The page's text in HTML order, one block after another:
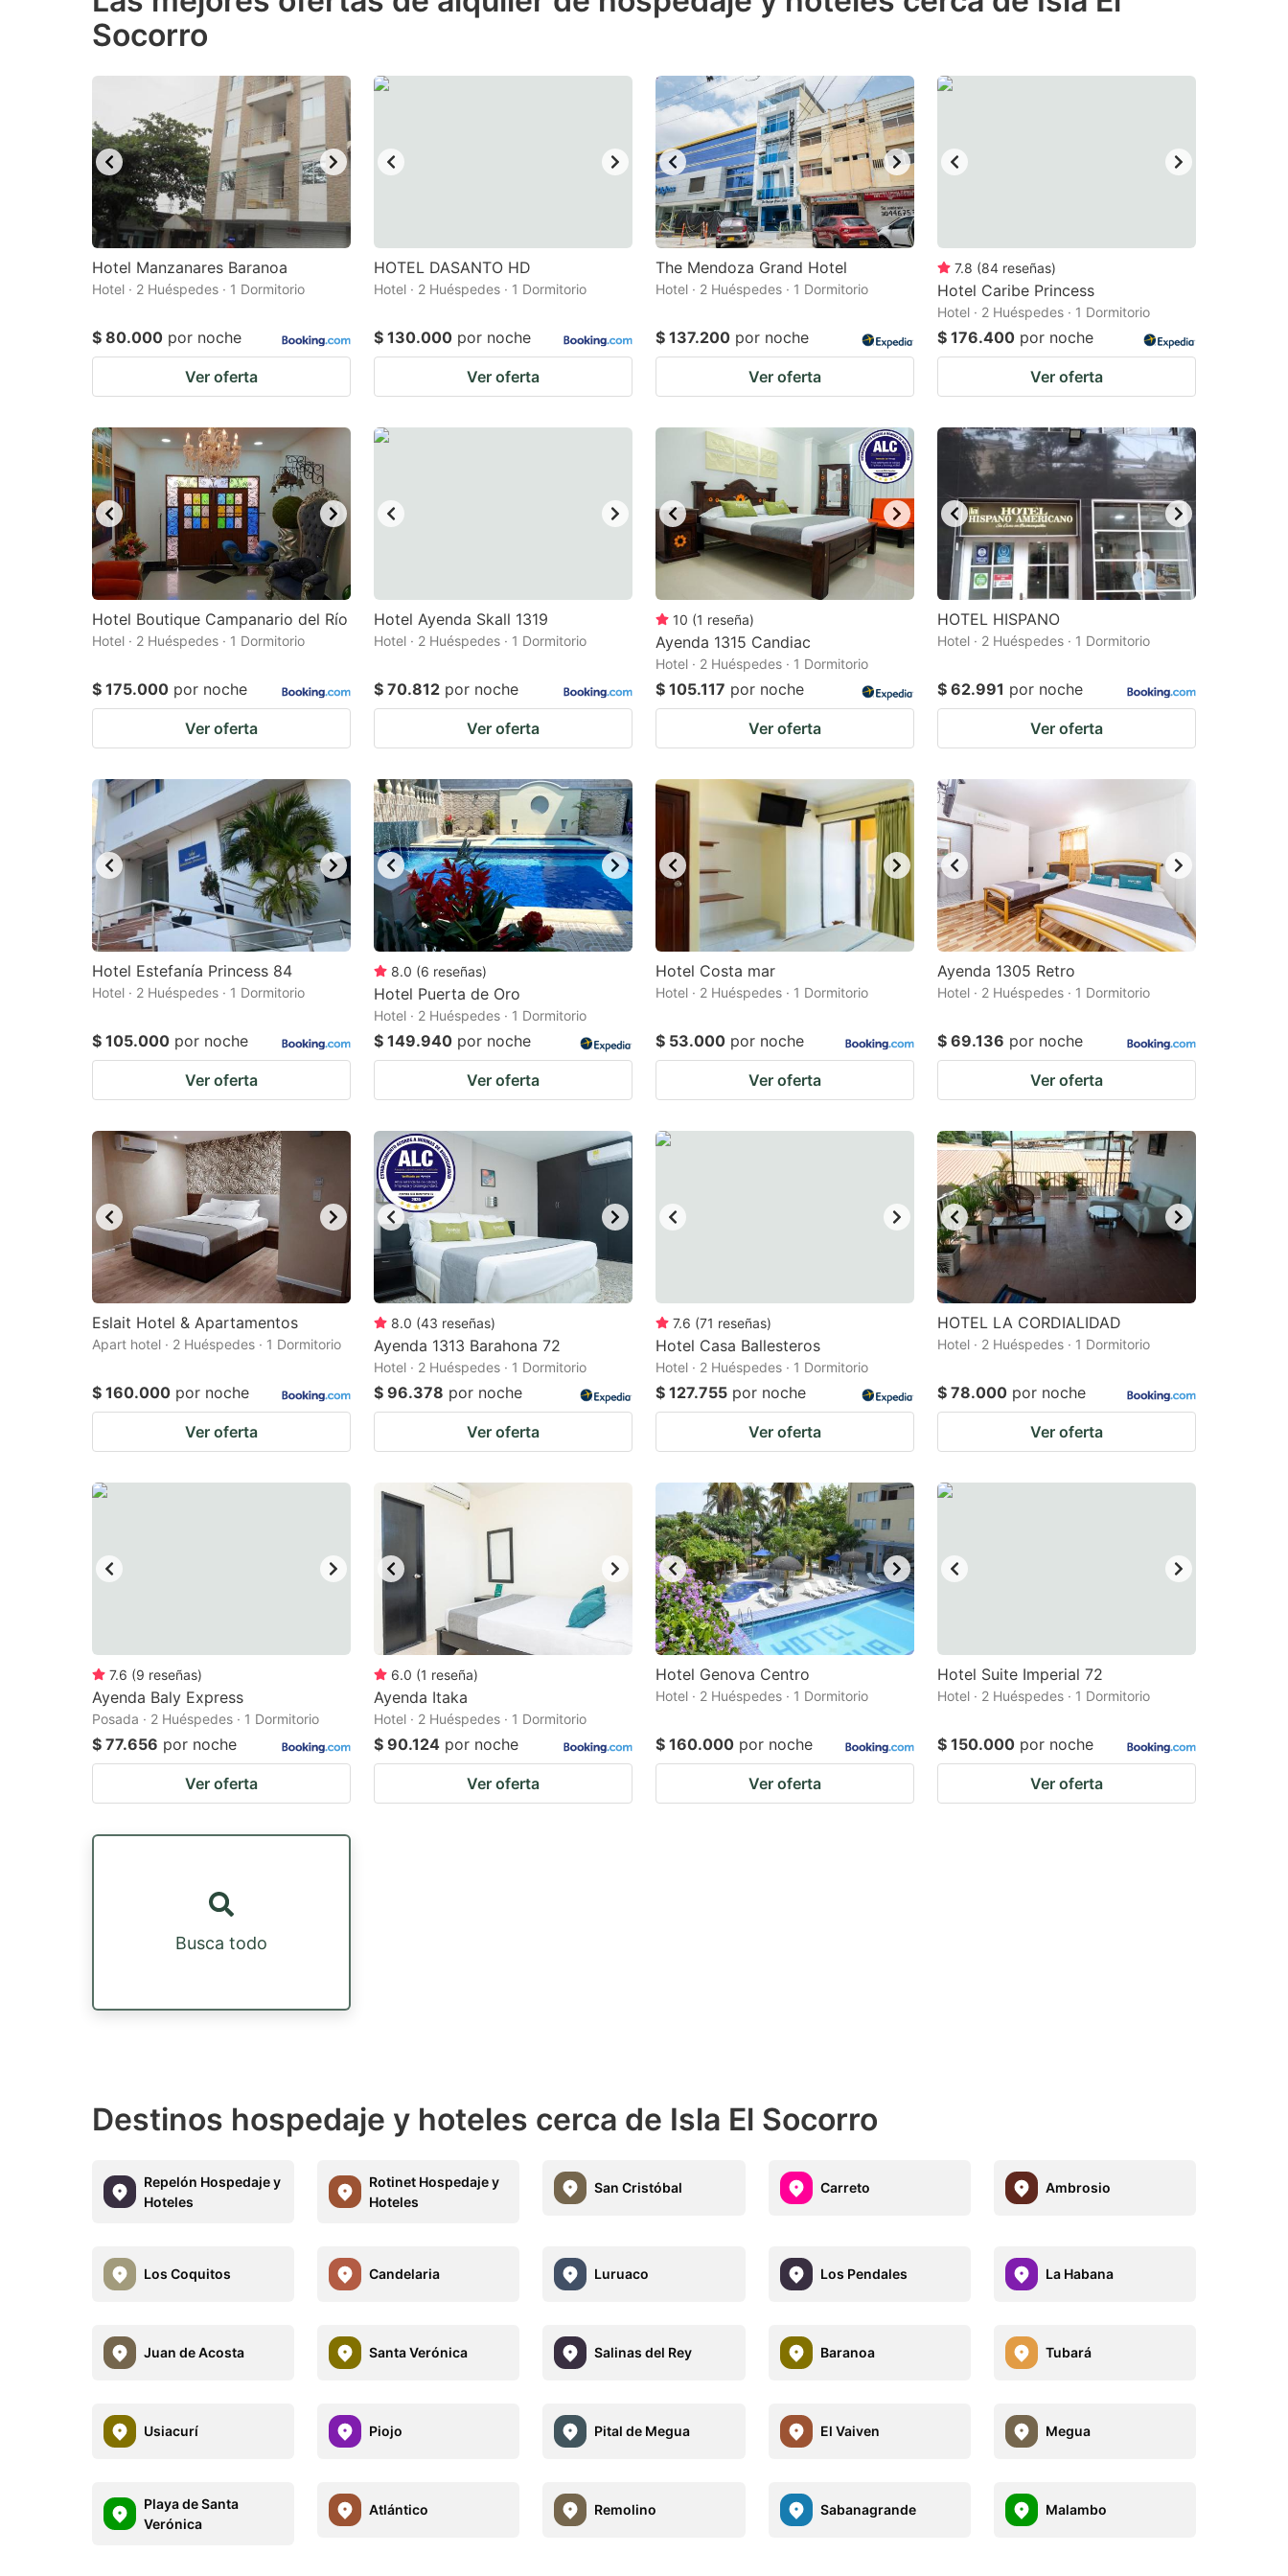
question
to
get
the
keyboard
shortcuts
for
changing
for
changing
Socorro
Hotel Manzanares Baranoa
Hotel · 2 Huéspedes · 1 Dormitorio
$ 80.000 por noche
Ver oferta
HOTEL DASANTO HD
Hotel · 2 Huéspedes · 1 Dormitorio
$ 130.000 por noche
Ver oferta
The Mendoza Grand Hotel
Hotel · 2 Huéspedes · 1 Dormitorio
$ 137.200 por noche
Ver oferta
7.8 (84 reseñas)
Hotel Caribe Princess
Hotel · 2 Huéspedes · 1 Dormitorio
$ 176.400 por noche
Ver oferta
Hotel Boutique Campanario del Río
Hotel · 2 Huéspedes · 1 Dormitorio
$ 175.000 por noche
Ver oferta
Hotel Ayenda Skall 1319
Hotel · 2 Huéspedes · 1 Dormitorio
$ 70.812 por noche
Ver oferta
10 (1 reseña)
Ayenda 1315 Candiac
Hotel · 2 Huéspedes · 1 Dormitorio
$ 105.117 por noche
Ver oferta
HOTEL HISPANO
Hotel · 2 Huéspedes · 1 Dormitorio
$ 62.991 por noche
Ver oferta
Hotel Estefanía Princess 84
Hotel · 2 Huéspedes · 1 Dormitorio
$ 105.000 por noche
Ver oferta
8.0 (6 reseñas)
Hotel Puerta de Oro
Hotel · 2 Huéspedes · 1 Dormitorio
$ 149.940 por noche
Ver oferta
Hotel Costa mar
Hotel · 2 Huéspedes · 1 Dormitorio
$ 53.000 por noche
Ver oferta
Ayenda 1305 Retro
Hotel · 2 Huéspedes · 1 Dormitorio
$ 69.136 por noche
Ver oferta
Eslait Hotel & Apartamentos
Apart hotel · 2 Huéspedes · 1 Dormitorio
$ 160.000 por noche
Ver oferta
8.0 (43 reseñas)
Ayenda 1313 Barahona 72
Hotel · 2 Huéspedes · 1 Dormitorio
$ 96.378 por noche
Ver oferta
7.6 (71 reseñas)
Hotel Casa Ballesteros
Hotel · 2 Huéspedes · 1 Dormitorio
$ 127.755 por noche
Ver oferta
HOTEL LA CORDIALIDAD
Hotel · 2 Huéspedes · 1 Dormitorio
$ 78.000 por noche
Ver oferta
7.6 (9 reseñas)
Ayenda Baly Express
Posada · 2 Huéspedes · 1 Dormitorio
$ 77.656 por noche
Ver oferta
6.0 (1 reseña)
Ayenda Itaka
Hotel · 2 Huéspedes · 1 Dormitorio
$ 90.124 por noche
Ver oferta
Hotel Genova Centro
Hotel · 2 Huéspedes · 1 Dormitorio
$ 160.000 por noche
Ver oferta
Hotel Suite Imperial 72
Hotel · 2 Huéspedes · 1 Dormitorio
$ 150.000 por noche
Ver oferta
Busca todo
Destinos hospedaje y hoteles cerca de Isla El Socorro
Repelón Hospedaje y
Hoteles
Rotinet Hospedaje y
Hoteles
San Cristóbal Carreto Ambrosio
Los Coquitos Candelaria Luruaco Los Pendales La Habana
Juan de Acosta Santa Verónica Salinas del Rey Baranoa Tubará
Usiacurí Piojo Pital de Megua El Vaiven Megua
Playa de Santa
Verónica
Atlántico Remolino Sabanagrande Malambo